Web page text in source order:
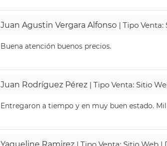
Juan Agustin Vergara Alfonso | Tipo
Buena atención buenos precios.
Juan Rodríguez Pérez | Tipo Venta: Sitio
Entregaron a tiempo y en muy buen estado.